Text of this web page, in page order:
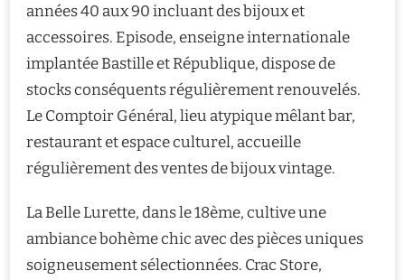
années 40 aux 90 incluant des bijoux et
accessoires. Episode, enseigne internationale
implantée Bastille et République, dispose de
stocks conséquents régulièrement renouvelés.
Le Comptoir Général, lieu atypique mêlant bar,
restaurant et espace culturel, accueille
régulièrement des ventes de bijoux vintage.
La Belle Lurette, dans le 18ème, cultive une
ambiance bohème chic avec des pièces uniques
soigneusement sélectionnées. Crac Store,